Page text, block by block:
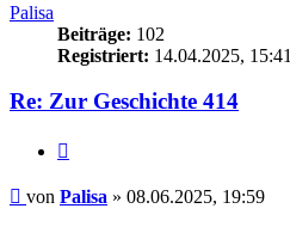
Palisa
Beiträge: 102
Registriert: 14.04.2025, 15:41
Re: Zur Geschichte 414
Beitrag
von Palisa » 08.06.2025, 19:59